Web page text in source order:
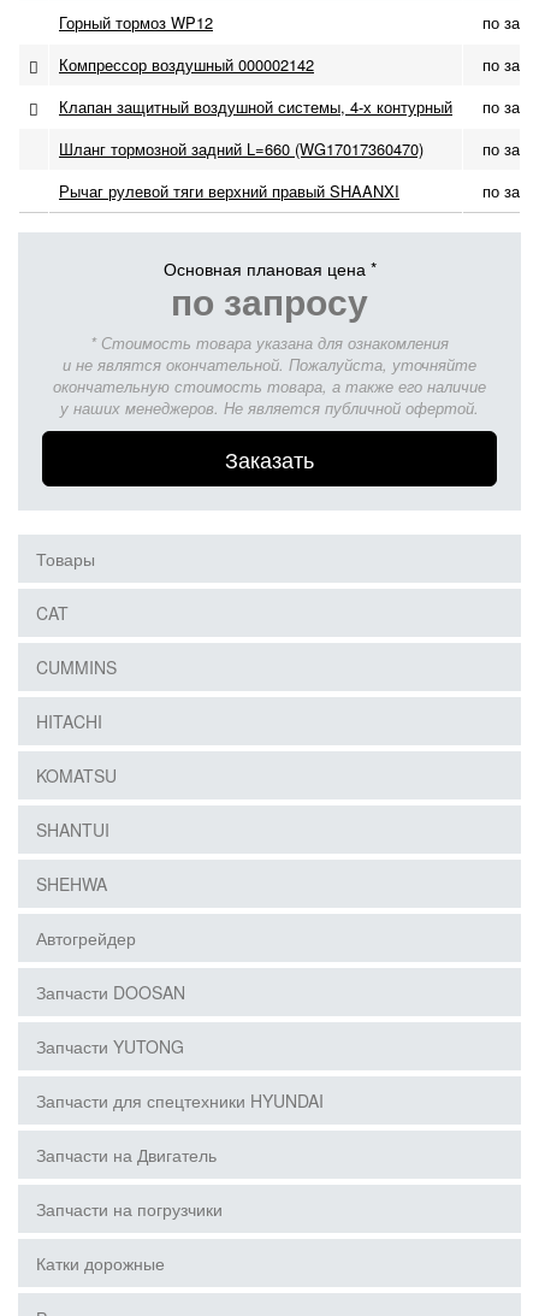
Горный тормоз WP12
по
Компрессор воздушный 000002142
по
Клапан защитный воздушной системы, 4-х контурный
по
Шланг тормозной задний L=660 (WG17017360470)
по
Рычаг рулевой тяги верхний правый SHAANXI
по
Основная плановая цена *
по запросу
* Стоимость товара указана для ознакомления
и не являтся окончательной. Пожалуйста, уточняйте
окончательную стоимость товара, а также его наличие
у наших менеджеров. Не является публичной офертой.
Заказать
Товары
CAT
CUMMINS
HITACHI
KOMATSU
SHANTUI
SHEHWA
Автогрейдер
Запчасти DOOSAN
Запчасти YUTONG
Запчасти для спецтехники HYUNDAI
Запчасти на Двигатель
Запчасти на погрузчики
Катки дорожные